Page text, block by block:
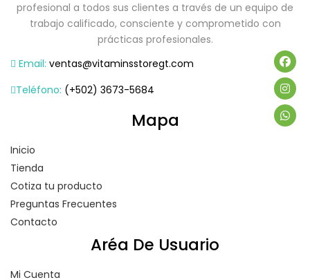
profesional a todos sus clientes a través de un equipo de
trabajo calificado, consciente y comprometido con
prácticas profesionales.
Email: ventas@vitaminsstoregt.com
Teléfono: (+502) 3673-5684
Mapa
Inicio
Tienda
Cotiza tu producto
Preguntas Frecuentes
Contacto
Aréa De Usuario
Mi Cuenta